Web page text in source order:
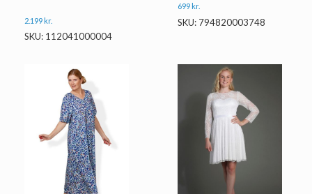
2.199kr.
SKU: 112041000004
699 kr.
SKU: 794820003748